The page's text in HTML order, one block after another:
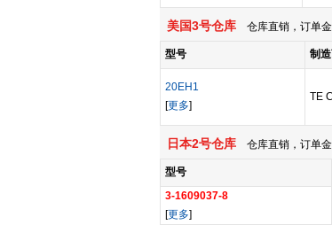
美国3号仓库 仓库直销，订单
型号 制
20EH1
[更多]
TE
日本2号仓库 仓库直销，订单
型号
3-1609037-8
[更多]